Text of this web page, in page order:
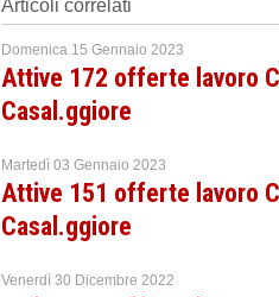
Articoli correlati
Domenica 15 Gennaio 2023
Attive 172 offerte lavoro
Casal.ggiore
Martedì 03 Gennaio 2023
Attive 151 offerte lavoro
Casal.ggiore
Venerdì 30 Dicembre 2022